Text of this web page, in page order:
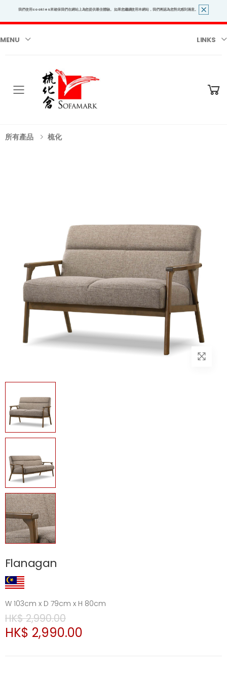
我們使用cookies來確保我們在網站上為您提供最佳體驗。 如果您繼續使用本網站，我們將認為您對此感到滿意。
MENU LINKS
Toggle mobile menu
所有產品 梳化
Flanagan
W 103cm x D 79cm x H 80cm
HK$ 2,990.00
HK$ 2,990.00